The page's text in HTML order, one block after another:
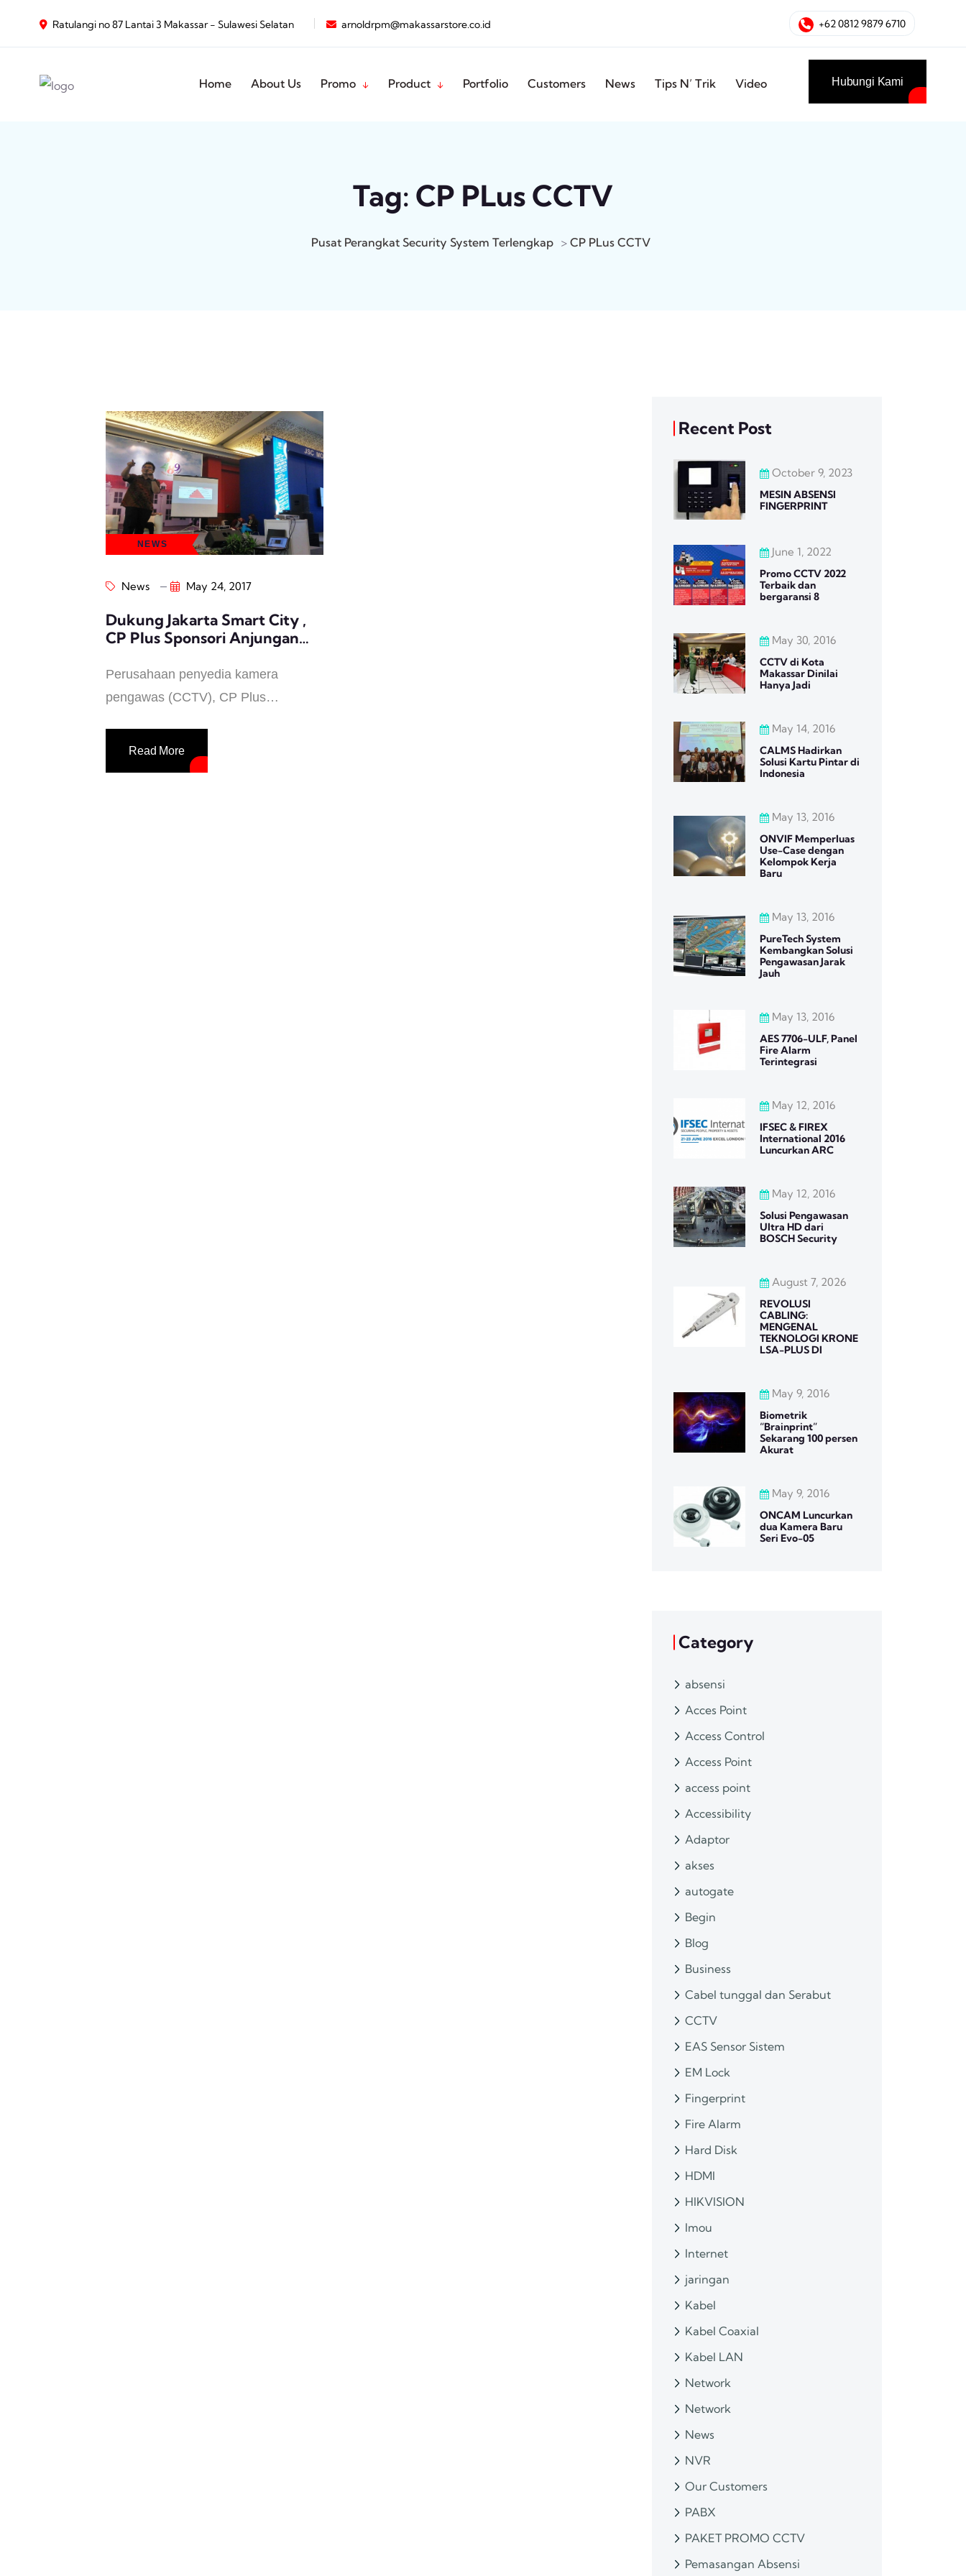
Ratulangi no 87 Lantai 3 Makassar - Sulawesi Selatan arnoldrpm@makassarstore.co.id +62 0812 9879 6710
Home About Us Promo Product Portfolio Customers News Tips N’ Trik Video Hubungi Kami
Tag: CP PLus CCTV
Pusat Perangkat Security System Terlengkap > CP PLus CCTV
NEWS
News May 24, 2017
Dukung Jakarta Smart City ,
CP Plus Sponsori Anjungan
Perusahaan penyedia kamera
pengawas (CCTV), CP Plus
program Jakarta Smart City oleh
Pemprov DKI Jakarta. Sekaligus
Read More
Recent Post
October 9, 2023
MESIN ABSENSI
FINGERPRINT
June 1, 2022
Promo CCTV 2022
Terbaik dan
bergaransi 8
May 30, 2016
CCTV di Kota
Makassar Dinilai
Hanya Jadi
May 14, 2016
CALMS Hadirkan
Solusi Kartu Pintar di
Indonesia
May 13, 2016
ONVIF Memperluas
Use-Case dengan
Kelompok Kerja
Baru
May 13, 2016
PureTech System
Kembangkan Solusi
Pengawasan Jarak
Jauh
May 13, 2016
AES 7706-ULF, Panel
Fire Alarm
Terintegrasi
May 12, 2016
IFSEC & FIREX
International 2016
Luncurkan ARC
May 12, 2016
Solusi Pengawasan
Ultra HD dari
BOSCH Security
August 7, 2026
REVOLUSI
CABLING:
MENGENAL
TEKNOLOGI KRONE
LSA-PLUS DI
May 9, 2016
Biometrik
“Brainprint”
Sekarang 100 persen
Akurat
May 9, 2016
ONCAM Luncurkan
dua Kamera Baru
Seri Evo-05
Category
absensi
Acces Point
Access Control
Access Point
access point
Accessibility
Adaptor
akses
autogate
Begin
Blog
Business
Cabel tunggal dan Serabut
CCTV
EAS Sensor Sistem
EM Lock
Fingerprint
Fire Alarm
Hard Disk
HDMI
HIKVISION
Imou
Internet
jaringan
Kabel
Kabel Coaxial
Kabel LAN
Network
Network
News
NVR
Our Customers
PABX
PAKET PROMO CCTV
Pemasangan Absensi